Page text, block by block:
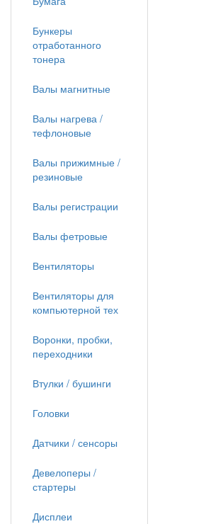
Бункеры
отработанного
тонера
Валы магнитные
Валы нагрева /
тефлоновые
Валы прижимные /
резиновые
Валы регистрации
Валы фетровые
Вентиляторы
Вентиляторы для
компьютерной тех
Воронки, пробки,
переходники
Втулки / бушинги
Головки
Датчики / сенсоры
Девелоперы /
стартеры
Дисплеи